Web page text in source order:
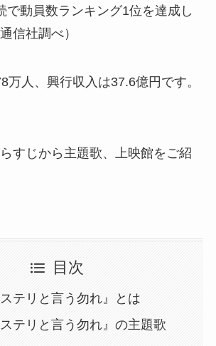
で動員数ランキング1位を達成し
信社調べ）
万人、興行収入は37.6億円です。
すじから主題歌、上映館をご紹
目次
テリと言う勿れ』とは
テリと言う勿れ』の主題歌